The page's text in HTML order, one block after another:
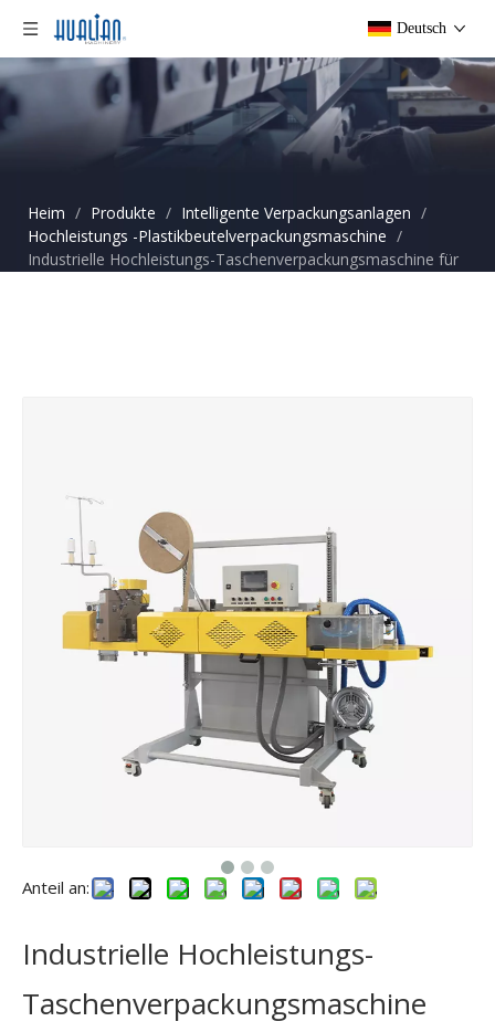
Deutsch
Heim / Produkte / Intelligente Verpackungsanlagen /
Hochleistungs -Plastikbeutelverpackungsmaschine /
Industrielle Hochleistungs-Taschenverpackungsmaschine für
Anteil an:
Industrielle Hochleistungs-
Taschenverpackungsmaschine